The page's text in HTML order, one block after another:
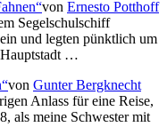
von Ernesto Potthoff
Segelschulschiff
und legten pünktlich um
Hauptstadt …
von Gunter Bergknecht
Anlass für eine Reise,
als meine Schwester mit